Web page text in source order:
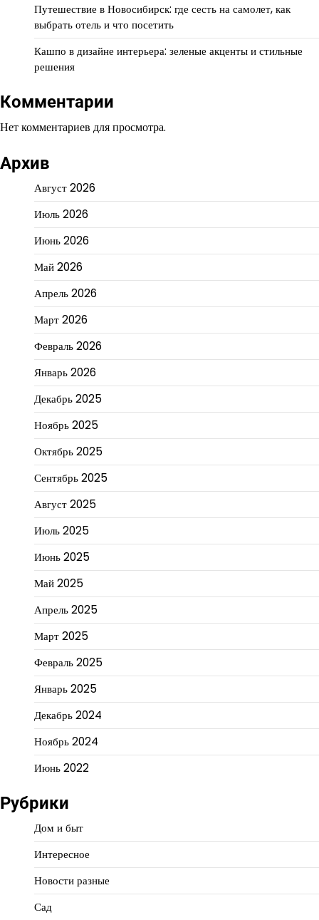
Путешествие в Новосибирск: где сесть на самолет, как
выбрать отель и что посетить
Кашпо в дизайне интерьера: зеленые акценты и стильные
решения
Комментарии
Нет комментариев для просмотра.
Архив
Август 2026
Июль 2026
Июнь 2026
Май 2026
Апрель 2026
Март 2026
Февраль 2026
Январь 2026
Декабрь 2025
Ноябрь 2025
Октябрь 2025
Сентябрь 2025
Август 2025
Июль 2025
Июнь 2025
Май 2025
Апрель 2025
Март 2025
Февраль 2025
Январь 2025
Декабрь 2024
Ноябрь 2024
Июнь 2022
Рубрики
Дом и быт
Интересное
Новости разные
Сад